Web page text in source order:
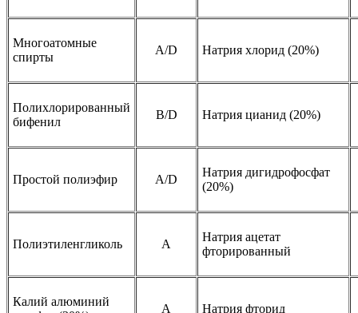
Многоатомные
спирты
A/D Натрия хлорид (20%)
Полихлорированный
бифенил
B/D Натрия цианид (20%)
Простой полиэфир A/D
Натрия дигидрофосфат
(20%)
Полиэтиленгликоль A
Натрия ацетат
фторированный
Калий алюминий
A Натрия фторид